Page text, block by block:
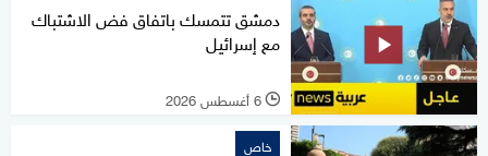
دمشق تتمسك باتفاق فض الاشتباك
مع إسرائيل
l 6 أغسطس 2026
خاص